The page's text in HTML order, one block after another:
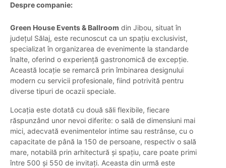
Despre companie:
Green House Events & Ballroom din Jibou, situat în
județul Sălaj, este recunoscut ca un spațiu exclusivist,
specializat în organizarea de evenimente la standarde
înalte, oferind o experiență gastronomică de excepție.
Această locație se remarcă prin îmbinarea designului
modern cu servicii profesionale, fiind potrivită pentru
diverse tipuri de ocazii speciale.
Locația este dotată cu două săli flexibile, fiecare
răspunzând unor nevoi diferite: o sală de dimensiuni mai
mici, adecvată evenimentelor intime sau restrânse, cu o
capacitate de până la 150 de persoane, respectiv o sală
mare, notabilă prin arhitectură și spațiu, care poate primi
între 500 și 550 de invitați. Aceasta din urmă este